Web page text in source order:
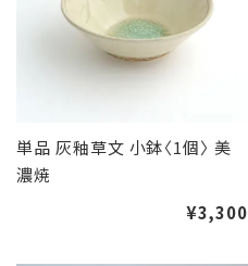
単品 灰釉草文 小鉢〈1個〉 美
濃焼
¥3,300